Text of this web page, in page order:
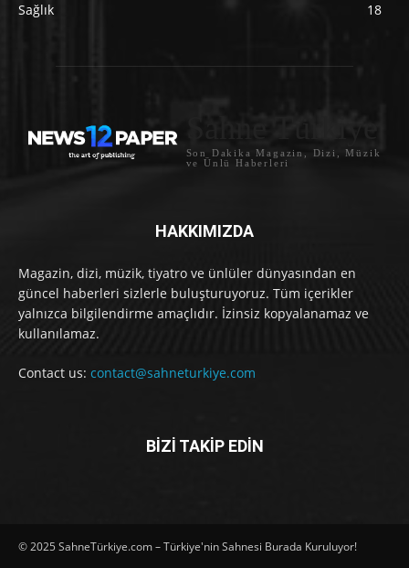
Sağlık
18
Sahne Türkiye
Son Dakika Magazin, Dizi, Müzik
ve Ünlü Haberleri
HAKKIMIZDA
Magazin, dizi, müzik, tiyatro ve ünlüler dünyasından en
güncel haberleri sizlerle buluşturuyoruz. Tüm içerikler
yalnızca bilgilendirme amaçlıdır. İzinsiz kopyalanamaz ve
kullanılamaz.
Contact us: contact@sahneturkiye.com
BİZİ TAKİP EDİN
© 2025 SahneTürkiye.com – Türkiye'nin Sahnesi Burada Kuruluyor!